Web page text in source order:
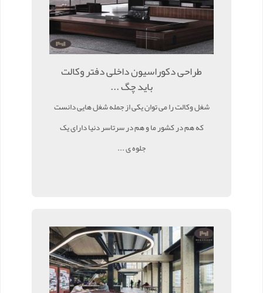
طراحی دکوراسیون داخلی دفتر وکالت
باید چگ ...
شغل وکالت را می توان یکی از جمله شغل هایی دانست
که هم در کشور ما و هم در سرتاسر دنیا دارای یک
جلوه ی ...